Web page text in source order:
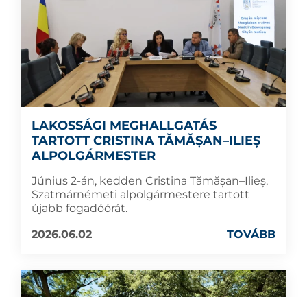
LAKOSSÁGI MEGHALLGATÁS
TARTOTT CRISTINA TĂMĂȘAN–ILIEȘ
ALPOLGÁRMESTER
Június 2-án, kedden Cristina Tămășan–Ilieș,
Szatmárnémeti alpolgármestere tartott
újabb fogadóórát.
2026.06.02
TOVÁBB